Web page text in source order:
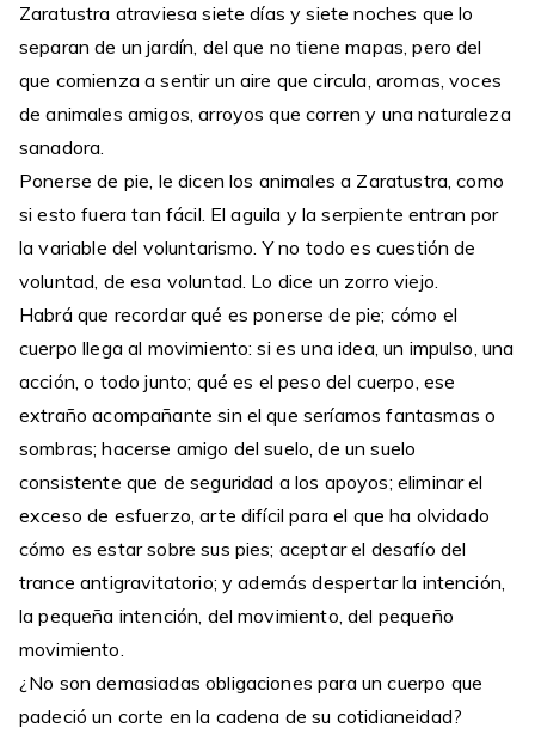
Zaratustra atraviesa siete días y siete noches que lo
separan de un jardín, del que no tiene mapas, pero del
que comienza a sentir un aire que circula, aromas, voces
de animales amigos, arroyos que corren y una naturaleza
sanadora.
Ponerse de pie, le dicen los animales a Zaratustra, como
si esto fuera tan fácil. El aguila y la serpiente entran por
la variable del voluntarismo. Y no todo es cuestión de
voluntad, de esa voluntad. Lo dice un zorro viejo.
Habrá que recordar qué es ponerse de pie; cómo el
cuerpo llega al movimiento: si es una idea, un impulso, una
acción, o todo junto; qué es el peso del cuerpo, ese
extraño acompañante sin el que seríamos fantasmas o
sombras; hacerse amigo del suelo, de un suelo
consistente que de seguridad a los apoyos; eliminar el
exceso de esfuerzo, arte difícil para el que ha olvidado
cómo es estar sobre sus pies; aceptar el desafío del
trance antigravitatorio; y además despertar la intención,
la pequeña intención, del movimiento, del pequeño
movimiento.
¿No son demasiadas obligaciones para un cuerpo que
padeció un corte en la cadena de su cotidianeidad?